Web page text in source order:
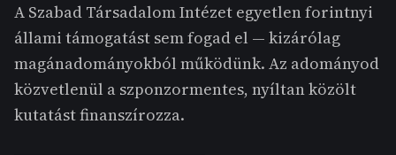
A Szabad Társadalom Intézet egyetlen forintnyi
állami támogatást sem fogad el — kizárólag
magánadományokból működünk. Az adományod
közvetlenül a szponzormentes, nyíltan közölt
kutatást finanszírozza.